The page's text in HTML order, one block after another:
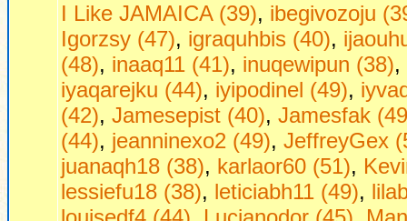
I Like JAMAICA (39), ibegivozoju
Igorzsy (47), igraquhbis (40),
(48), inaaq11 (41), inuqewipun (38),
iyaqarejku (44), iyipodinel (49),
(42), Jamesepist (40), Jamesfak
(44), jeanninexo2 (49), JeffreyGex
juanaqh18 (38), karlaor60 (51),
lessiefu18 (38), leticiabh11 (49),